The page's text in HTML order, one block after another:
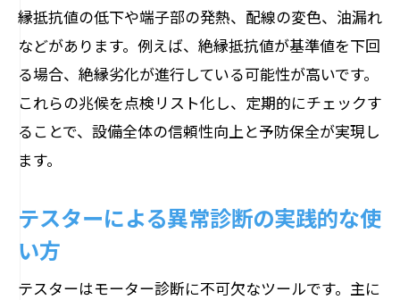
縁抵抗値の低下や端子部の発熱、配線の変色、油漏れ
などがあります。例えば、絶縁抵抗値が基準値を下回
る場合、絶縁劣化が進行している可能性が高いです。
これらの兆候を点検リスト化し、定期的にチェックす
ることで、設備全体の信頼性向上と予防保全が実現し
ます。
テスターによる異常診断の実践的な使
い方
テスターはモーター診断に不可欠なツールです。主に